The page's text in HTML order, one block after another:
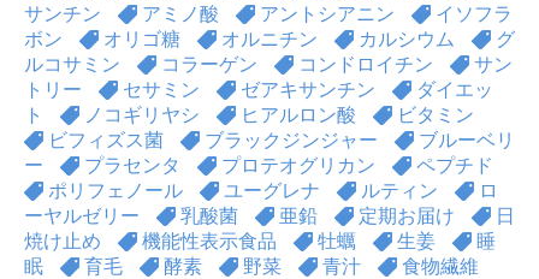
サンチン
アミノ酸 アントシアニン
イソフラ
ボン
オリゴ糖 オルニチン カルシウム
グ
ルコサミン
コラーゲン コンドロイチン
サン
トリー
セサミン ゼアキサンチン
ダイエッ
ト
ノコギリヤシ ヒアルロン酸
ビタミン
ビフィズス菌
ブラックジンジャー
ブルーベリ
ー
プラセンタ プロテオグリカン
ペプチド
ポリフェノール
ユーグレナ ルティン
ロ
ーヤルゼリー
乳酸菌 亜鉛 定期お届け
日
焼け止め
機能性表示食品 牡蠣 生姜
睡
眠
育毛 酵素 野菜 青汁
食物繊維